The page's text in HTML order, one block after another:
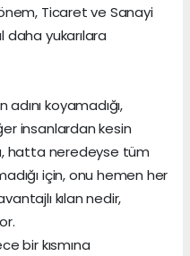
Ticaret ve Sanayi
daha yukarılara
koyamadığı,
insanlardan kesin
hatta neredeyse tüm
için, onu hemen her
kılan nedir,
bir kısmına